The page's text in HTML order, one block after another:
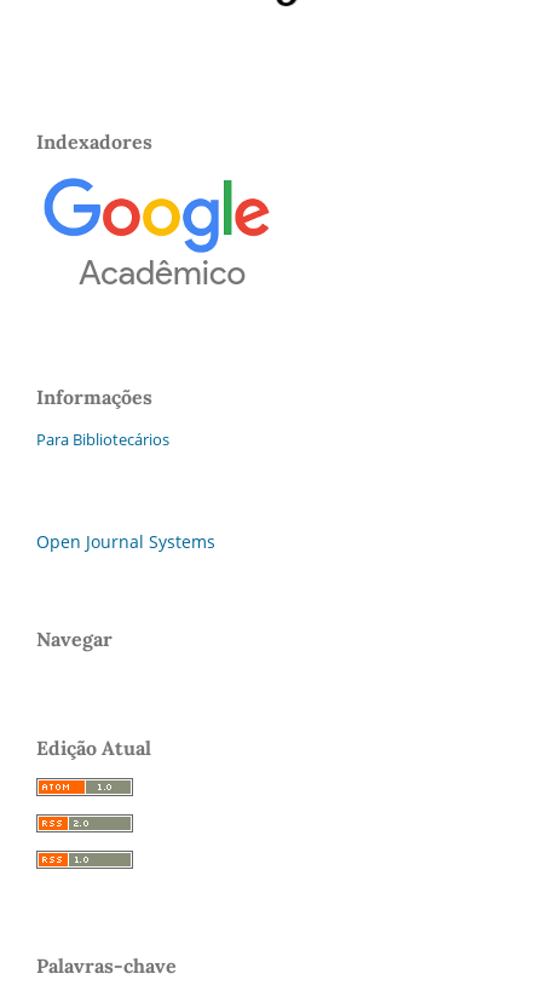
Indexadores
Informações
Para Bibliotecários
Open Journal Systems
Navegar
Edição Atual
Palavras-chave